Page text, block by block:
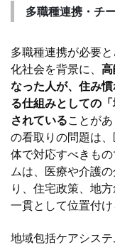
多職種連携・チ
多職種連携が必要
化社会を背景に、
なった人が、住み
る仕組みとしての
されていることが
の看取りの問題は
体で対応すべきも
ムは、医療や介護
り、住宅政策、地
一貫として位置付け
地域包括ケアシス